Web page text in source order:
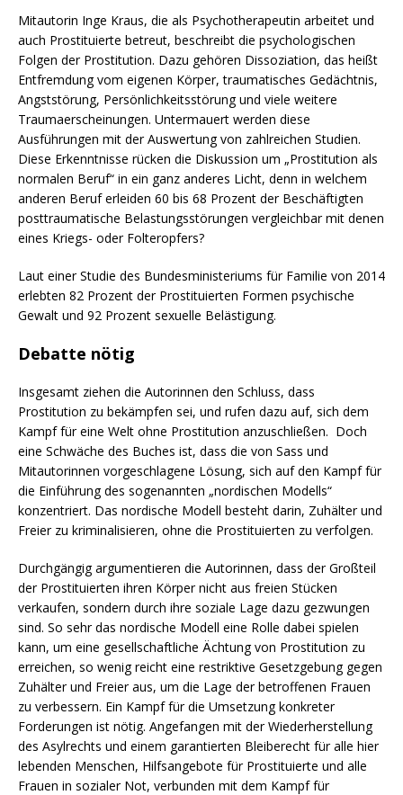
Mitautorin Inge Kraus, die als Psychotherapeutin arbeitet und
auch Prostituierte betreut, beschreibt die psychologischen
Folgen der Prostitution. Dazu gehören Dissoziation, das heißt
Entfremdung vom eigenen Körper, traumatisches Gedächtnis,
Angststörung, Persönlichkeitsstörung und viele weitere
Traumaerscheinungen. Untermauert werden diese
Ausführungen mit der Auswertung von zahlreichen Studien.
Diese Erkenntnisse rücken die Diskussion um „Prostitution als
normalen Beruf“ in ein ganz anderes Licht, denn in welchem
anderen Beruf erleiden 60 bis 68 Prozent der Beschäftigten
posttraumatische Belastungsstörungen vergleichbar mit denen
eines Kriegs- oder Folteropfers?
Laut einer Studie des Bundesministeriums für Familie von 2014
erlebten 82 Prozent der Prostituierten Formen psychische
Gewalt und 92 Prozent sexuelle Belästigung.
Debatte nötig
Insgesamt ziehen die Autorinnen den Schluss, dass
Prostitution zu bekämpfen sei, und rufen dazu auf, sich dem
Kampf für eine Welt ohne Prostitution anzuschließen. Doch
eine Schwäche des Buches ist, dass die von Sass und
Mitautorinnen vorgeschlagene Lösung, sich auf den Kampf für
die Einführung des sogenannten „nordischen Modells“
konzentriert. Das nordische Modell besteht darin, Zuhälter und
Freier zu kriminalisieren, ohne die Prostituierten zu verfolgen.
Durchgängig argumentieren die Autorinnen, dass der Großteil
der Prostituierten ihren Körper nicht aus freien Stücken
verkaufen, sondern durch ihre soziale Lage dazu gezwungen
sind. So sehr das nordische Modell eine Rolle dabei spielen
kann, um eine gesellschaftliche Ächtung von Prostitution zu
erreichen, so wenig reicht eine restriktive Gesetzgebung gegen
Zuhälter und Freier aus, um die Lage der betroffenen Frauen
zu verbessern. Ein Kampf für die Umsetzung konkreter
Forderungen ist nötig. Angefangen mit der Wiederherstellung
des Asylrechts und einem garantierten Bleiberecht für alle hier
lebenden Menschen, Hilfsangebote für Prostituierte und alle
Frauen in sozialer Not, verbunden mit dem Kampf für